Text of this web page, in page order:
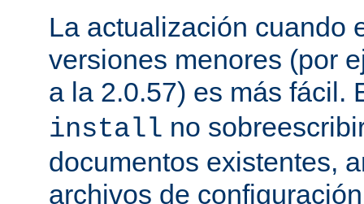
La actualización cuando
versiones menores (por
a la 2.0.57) es más fácil.
install no
documentos existentes,
archivos de